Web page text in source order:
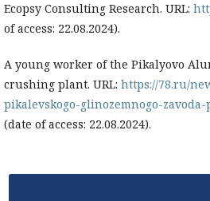
Ecopsy Consulting Research. URL:
of access: 22.08.2024).
A young worker of the Pikalyovo
crushing plant. URL: https://78.ru/
pikalevskogo-glinozemnogo-
(date of access: 22.08.2024).